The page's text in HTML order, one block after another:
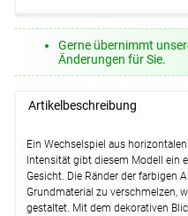
Gerne übernimmt
Änderungen für Sie.
Artikelbeschreibung
Ein Wechselspiel aus
Intensität gibt diesem Modell ein
Gesicht. Die Ränder der farbigen
Grundmaterial zu verschmelzen,
gestaltet. Mit dem dekorativen